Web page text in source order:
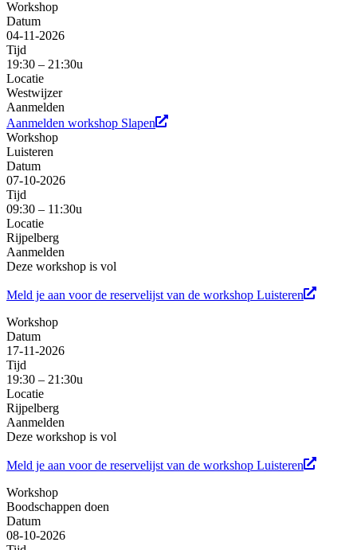
Workshop
Datum
04-11-2026
Tijd
19:30 – 21:30u
Locatie
Westwijzer
Aanmelden
Aanmelden workshop Slapen
Workshop
Luisteren
Datum
07-10-2026
Tijd
09:30 – 11:30u
Locatie
Rijpelberg
Aanmelden
Deze workshop is vol
Meld je aan voor de reservelijst van de workshop Luisteren
Workshop
Datum
17-11-2026
Tijd
19:30 – 21:30u
Locatie
Rijpelberg
Aanmelden
Deze workshop is vol
Meld je aan voor de reservelijst van de workshop Luisteren
Workshop
Boodschappen doen
Datum
08-10-2026